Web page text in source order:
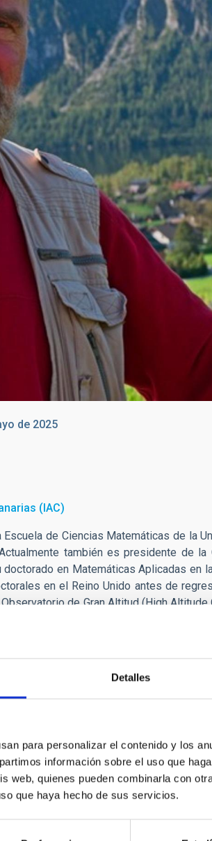
Detalles
para personalizar el contenido y los
información sobre el uso que
web, quienes pueden combinarla con
que haya hecho de sus servicios.
de 2025
(IAC)
de Ciencias Matemáticas de la
también es presidente de la
en Matemáticas Aplicadas en
en el Reino Unido antes de
de Gran Altitud (High Altitude
Colorado (EE. UU.).
de ondas e inestabilidades en el
modos magnetohidrodinámicos (MHD)
en el campo de las ondas
logros más destacados se encuentran:
("leaky tube waves");
una cascada en el espacio de
solares en términos de conversión de
primeras simulaciones numéricas que
toroidales en la tacoclina;